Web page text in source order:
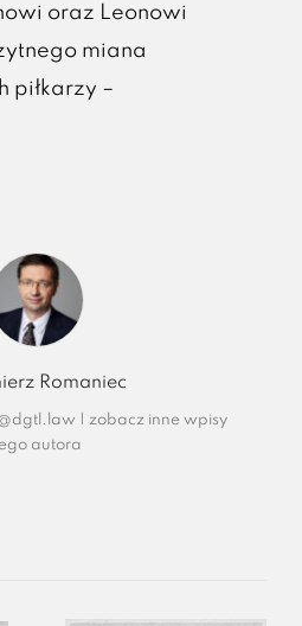
oraz Leonowi
miana
piłkarzy –
Romaniec
zobacz inne wpisy
autora